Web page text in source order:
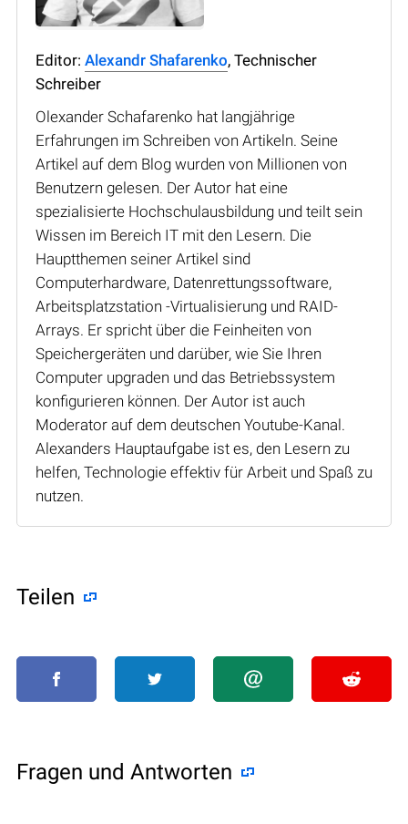
Editor: Alexandr Shafarenko, Technischer
Schreiber
Olexander Schafarenko hat langjährige
Erfahrungen im Schreiben von Artikeln. Seine
Artikel auf dem Blog wurden von Millionen von
Benutzern gelesen. Der Autor hat eine
spezialisierte Hochschulausbildung und teilt sein
Wissen im Bereich IT mit den Lesern. Die
Hauptthemen seiner Artikel sind
Computerhardware, Datenrettungssoftware,
Arbeitsplatzstation -Virtualisierung und RAID-
Arrays. Er spricht über die Feinheiten von
Speichergeräten und darüber, wie Sie Ihren
Computer upgraden und das Betriebssystem
konfigurieren können. Der Autor ist auch
Moderator auf dem deutschen Youtube-Kanal.
Alexanders Hauptaufgabe ist es, den Lesern zu
helfen, Technologie effektiv für Arbeit und Spaß zu
nutzen.
Teilen
Fragen und Antworten